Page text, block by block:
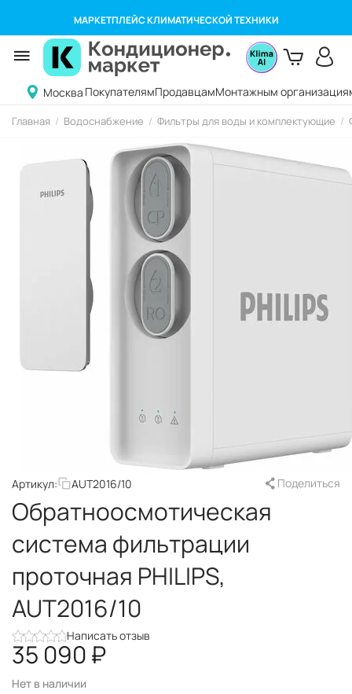
МАРКЕТПЛЕЙС КЛИМАТИЧЕСКОЙ ТЕХНИКИ
Москва ПокупателямПродавцамМонтажным
Главная / Водоснабжение / Фильтры для воды и комплектующие /
Артикул: AUT2016/10 Поделиться
Обратноосмотическая
система фильтрации
проточная PHILIPS,
AUT2016/10
Написать отзыв
35 090₽
Нет в наличии